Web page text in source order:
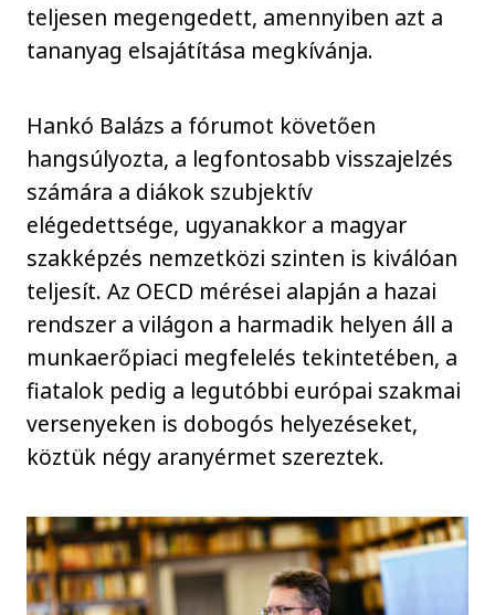
teljesen megengedett, amennyiben azt a
tananyag elsajátítása megkívánja.
Hankó Balázs a fórumot követően
hangsúlyozta, a legfontosabb visszajelzés
számára a diákok szubjektív
elégedettsége, ugyanakkor a magyar
szakképzés nemzetközi szinten is kiválóan
teljesít. Az OECD mérései alapján a hazai
rendszer a világon a harmadik helyen áll a
munkaerőpiaci megfelelés tekintetében, a
fiatalok pedig a legutóbbi európai szakmai
versenyeken is dobogós helyezéseket,
köztük négy aranyérmet szereztek.